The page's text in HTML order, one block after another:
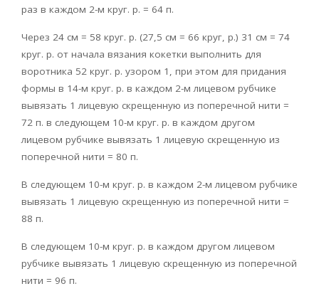
раз в каждом 2-м круг. р. = 64 п.
Через 24 см = 58 круг. р. (27,5 см = 66 круг, р.) 31 см = 74
круг. р. от начала вязания кокетки выполнить для
воротника 52 круг. р. узором 1, при этом для придания
формы в 14-м круг. р. в каждом 2-м лицевом рубчике
вывязать 1 лицевую скрещенную из поперечной нити =
72 п. в следующем 10-м круг. р. в каждом другом
лицевом рубчике вывязать 1 лицевую скрещенную из
поперечной нити = 80 п.
В следующем 10-м круг. р. в каждом 2-м лицевом рубчике
вывязать 1 лицевую скрещенную из поперечной нити =
88 п.
В следующем 10-м круг. р. в каждом другом лицевом
рубчике вывязать 1 лицевую скрещенную из поперечной
нити = 96 п.